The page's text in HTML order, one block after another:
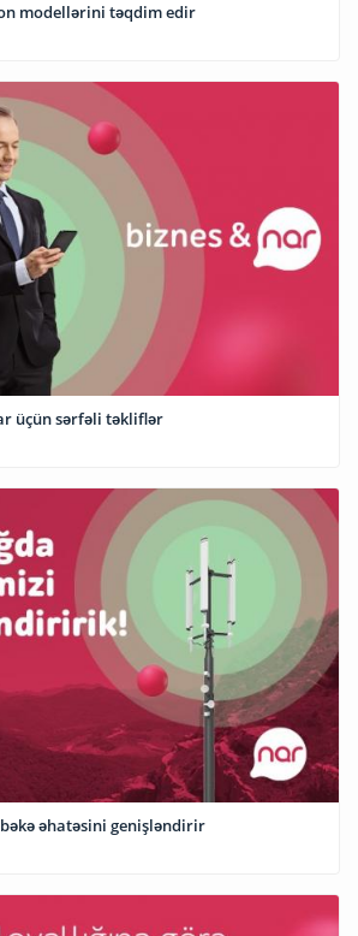
modellərini təqdim edir
üçün sərfəli təkliflər
əhatəsini genişləndirir